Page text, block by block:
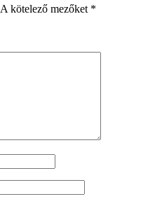
A kötelező mezőket *